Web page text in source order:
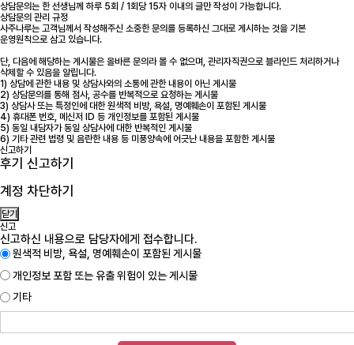
상담문의는 한 선생님께 하루 5회 / 1회당 15자 이내의 글만 작성이 가능합니다.
상담문의 관리 규정
사주나루는 고객님께서 작성해주신 소중한 문의를 등록하신 그대로 게시하는 것을 기본
운영원칙으로 삼고 있습니다.
단, 다음에 해당하는 게시물은 올바른 문의라 볼 수 없으며, 관리자직권으로 블라인드 처리하거나
삭제할 수 있음을 알립니다.
1) 상담에 관한 내용 및 상담사와의 소통에 관한 내용이 아닌 게시물
2) 상담문의를 통해 점사, 공수를 반복적으로 요청하는 게시물
3) 상담사 또는 특정인에 대한 원색적 비방, 욕설, 명예훼손이 포함된 게시물
4) 휴대폰 번호, 메신저 ID 등 개인정보를 포함된 게시물
5) 동일 내담자가 동일 상담사에 대한 반복적인 게시물
6) 기타 관련 법령 및 음란한 내용 등 미풍양속에 어긋난 내용을 포함한 게시물
신고하기
후기 신고하기
계정 차단하기
닫기
신고
신고하신 내용으로 담당자에게 접수합니다.
원색적 비방, 욕설, 명예훼손이 포함된 게시물
개인정보 포함 또는 유출 위험이 있는 게시물
기타